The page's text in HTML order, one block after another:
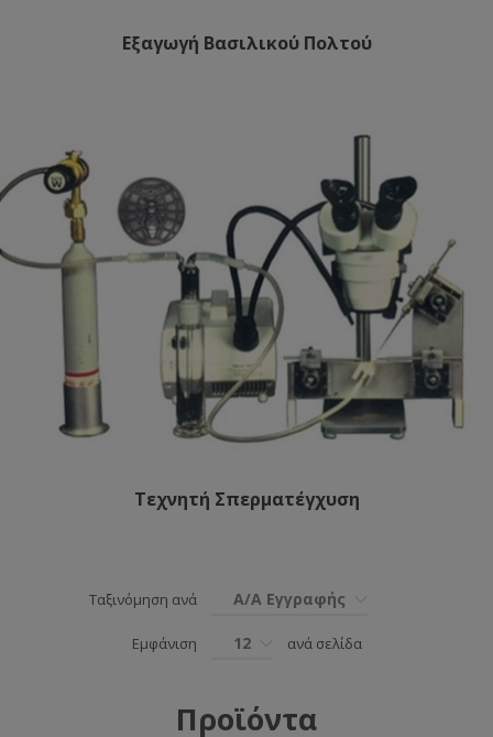
Εξαγωγή Βασιλικού Πολτού
Τεχνητή Σπερματέγχυση
Ταξινόμηση ανά Α/Α Εγγραφής
Εμφάνιση 12 ανά σελίδα
Προϊόντα